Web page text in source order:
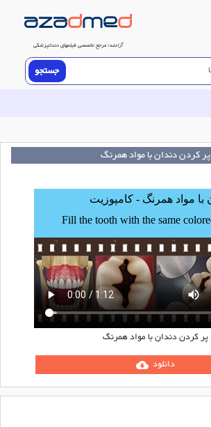
آزادمد؛ مرجع تخصصی فیلم‎‏های دندانپزشکی
پر کردن دندان با مواد همرنگ
پر کردن دندان با مواد همرنگ
دانلود cloud_download